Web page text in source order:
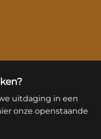
uitdaging in een
onze openstaande